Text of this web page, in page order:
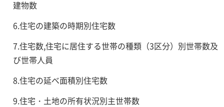
建物数
6.住宅の建築の時期別住宅数
7.住宅数,住宅に居住する世帯の種類（3区分）別世帯数及
び世帯人員
8.住宅の延べ面積別住宅数
9.住宅・土地の所有状況別主世帯数